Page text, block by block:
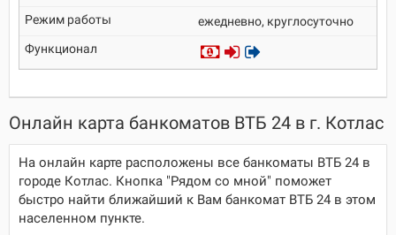
ежедневно, круглосуточно
Онлайн карта банкоматов ВТБ 24 в г. Котлас
На онлайн карте расположены все банкоматы ВТБ 24 в
городе Котлас. Кнопка "Рядом со мной" поможет
быстро найти ближайший к Вам банкомат ВТБ 24 в этом
населенном пункте.